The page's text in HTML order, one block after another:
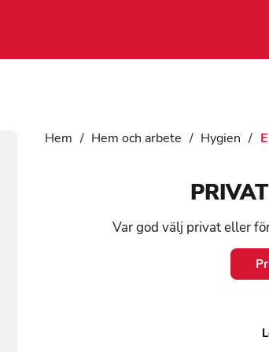
Hem / Hem och arbete / Hygien /
Var god välj privat eller